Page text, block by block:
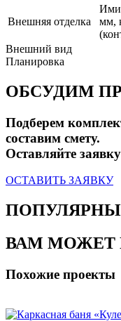
Внешняя отделка
мм,
Внешний вид
Планировка
ОБСУДИМ
Подберем
составим смету.
Оставляйте
ОСТАВИТЬ ЗАЯВКУ
ВАМ МОЖЕТ
Похожие проекты